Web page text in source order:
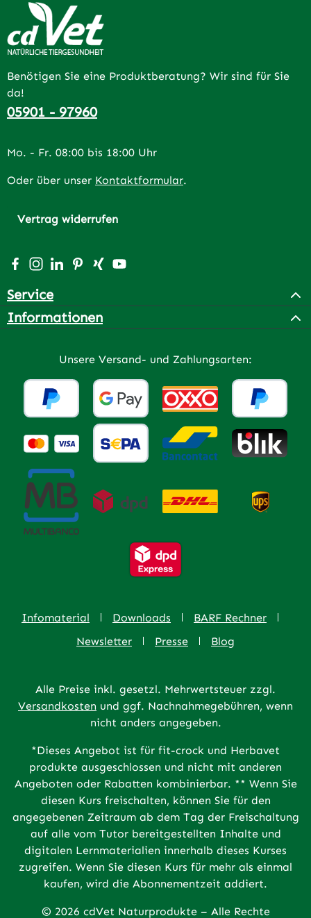
Benötigen Sie eine Produktberatung? Wir sind für Sie
da!
05901 - 97960
Mo. - Fr. 08:00 bis 18:00 Uhr
Oder über unser Kontaktformular.
Vertrag widerrufen
Besuche uns auf Facebook – öffnet in neuem Tab
Schau auf Instagram vorbei – öffnet in neuem Tab
Vernetze dich mit uns auf LinkedIn – öffnet in
Lass dich auf Pinterest inspirieren – öffnet
Vernetze dich mit uns auf Xing – öffnet
Sieh dir unsere Videos auf YouTube
Service
Informationen
Unsere Versand- und Zahlungsarten:
Infomaterial Downloads
BARF Rechner
Newsletter
Presse Blog
Alle Preise inkl. gesetzl. Mehrwertsteuer zzgl.
Versandkosten und ggf. Nachnahmegebühren, wenn
nicht anders angegeben.
*Dieses Angebot ist für fit-crock und Herbavet
produkte ausgeschlossen und nicht mit anderen
Angeboten oder Rabatten kombinierbar. ** Wenn Sie
diesen Kurs freischalten, können Sie für den
angegebenen Zeitraum ab dem Tag der Freischaltung
auf alle vom Tutor bereitgestellten Inhalte und
digitalen Lernmaterialien innerhalb dieses Kurses
zugreifen. Wenn Sie diesen Kurs für mehr als einmal
kaufen, wird die Abonnementzeit addiert.
© 2026 cdVet Naturprodukte – Alle Rechte